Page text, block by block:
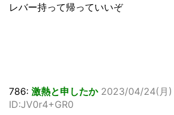
レバー持って帰っていいぞ
786: 激熱と申したか 2023/04/24(月)
ID:JV0r4+GR0